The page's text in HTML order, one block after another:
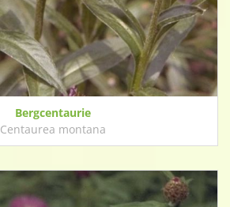
Bergcentaurie
Centaurea montana